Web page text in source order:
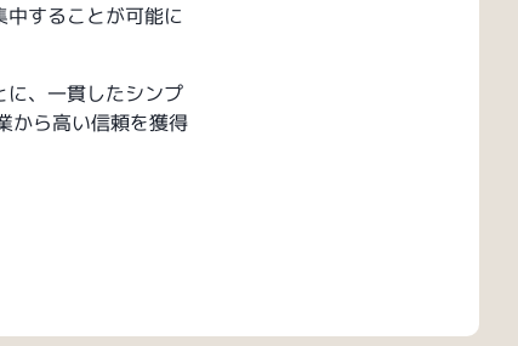
することが可能に
、一貫したシンプ
から高い信頼を獲得